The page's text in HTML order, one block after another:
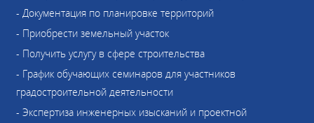
- Документация по планировке территорий
- Приобрести земельный участок
- Получить услугу в сфере строительства
- График обучающих семинаров для участников
градостроительной деятельности
- Экспертиза инженерных изысканий и проектной